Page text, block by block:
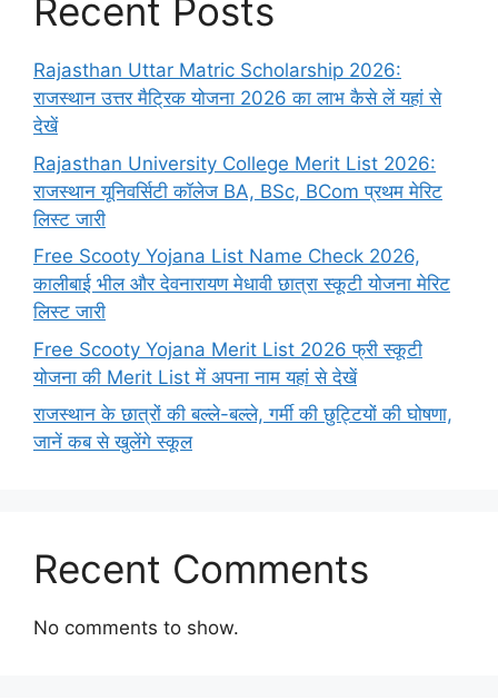
Recent Posts
Rajasthan Uttar Matric Scholarship 2026:
राजस्थान उत्तर मैट्रिक योजना 2026 का लाभ कैसे लें यहां से
देखें
Rajasthan University College Merit List 2026:
राजस्थान यूनिवर्सिटी कॉलेज BA, BSc, BCom प्रथम मेरिट
लिस्ट जारी
Free Scooty Yojana List Name Check 2026,
कालीबाई भील और देवनारायण मेधावी छात्रा स्कूटी योजना मेरिट
लिस्ट जारी
Free Scooty Yojana Merit List 2026 फ्री स्कूटी
योजना की Merit List में अपना नाम यहां से देखें
राजस्थान के छात्रों की बल्ले-बल्ले, गर्मी की छुट्टियों की घोषणा,
जानें कब से खुलेंगे स्कूल
Recent Comments
No comments to show.